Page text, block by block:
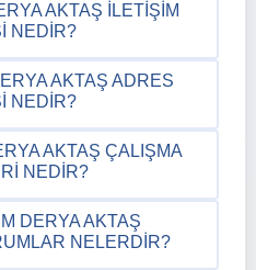
AKTAŞ İLETIŞIM
NEDIR?
AKTAŞ ADRES
NEDIR?
AKTAŞ ÇALIŞMA
NEDIR?
DERYA AKTAŞ
NELERDIR?